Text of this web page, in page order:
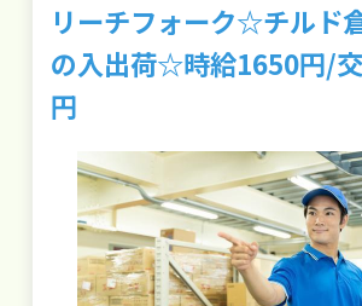
リーチフォーク☆チルド
の入出荷☆時給1650円/
円